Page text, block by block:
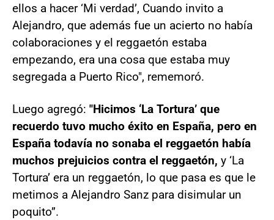
ellos a hacer ‘Mi verdad’, Cuando invito a
Alejandro, que además fue un acierto no había
colaboraciones y el reggaetón estaba
empezando, era una cosa que estaba muy
segregada a Puerto Rico", rememoró.
Luego agregó: "Hicimos ‘La Tortura’ que
recuerdo tuvo mucho éxito en España, pero en
España todavía no sonaba el reggaetón había
muchos prejuicios contra el reggaetón, y ‘La
Tortura’ era un reggaetón, lo que pasa es que le
metimos a Alejandro Sanz para disimular un
poquito”.